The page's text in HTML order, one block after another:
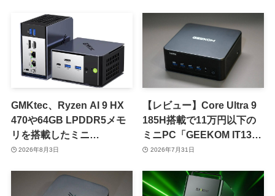
GMKtec、Ryzen AI 9 HX
470や64GB LPDDR5メモ
リを搭載したミニ
PC「EVO-X1 Pro」を販売
2026年8月3日
【レビュー】Core Ultra 9
185H搭載で11万円以下の
ミニPC「GEEKOM IT13
Max」をチェック
2026年7月31日